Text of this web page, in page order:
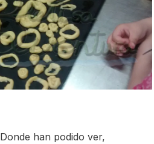
Donde han podido ver,